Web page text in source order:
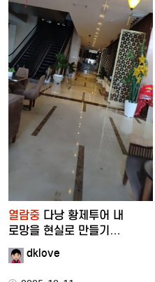
열람중 다낭 황제투어 내
로망을 현실로 만들기
프로젝트dklove